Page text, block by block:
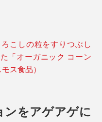
こしの粒をすりつぶし
「オーガニック コーン
ス食品）
ンをアゲアゲに